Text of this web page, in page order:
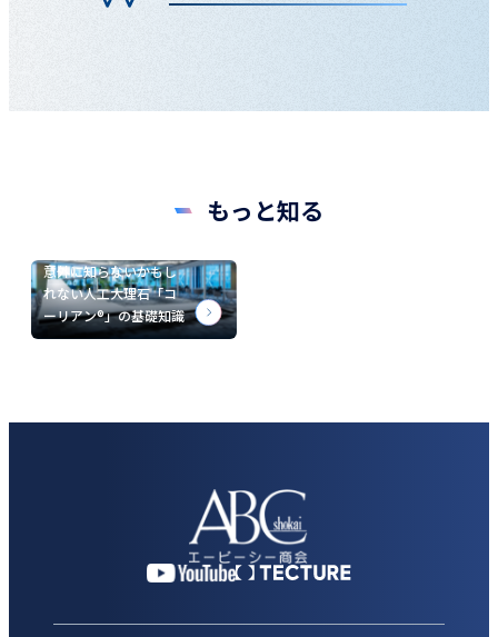
もっと知る
意外に知らないかもし
れない人工大理石「コ
ーリアン®」の基礎知識